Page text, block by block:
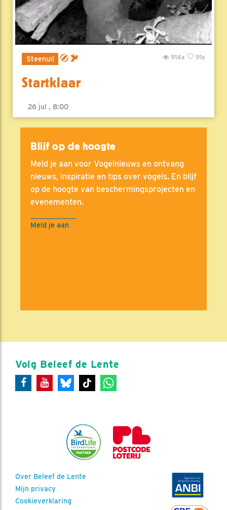
Steenuil 91x
914x
Startklaar
26 jul , 8:00
Blijf op de hoogte
Meld je aan voor Vogelnieuws en ontvang
nieuws, inspiratie en tips over vogels. En blijf
op de hoogte van beschermingsprojecten en
evenementen.
Meld je aan
Volg Beleef de Lente
Over Beleef de Lente
Mijn privacy
Cookieverklaring